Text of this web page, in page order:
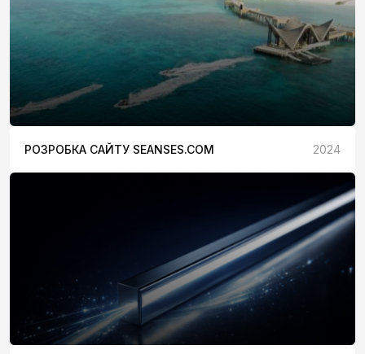
РОЗРОБКА САЙТУ SEANSES.COM 2024